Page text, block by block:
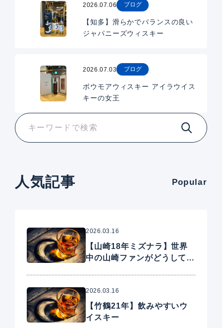
2026.07.06 ブログ
【知多】滑らかでバランスの良い
ジャパニーズウィスキー
2026.07.03 ブログ
ボウモアウィスキー アイラウイス
キーの女王
人気記事 Popular
2026.03.16
【山崎18年ミズナラ】世界
中の山崎ファンがどうしても
2026.03.16
【竹鶴21年】飲みやすいウ
イスキー